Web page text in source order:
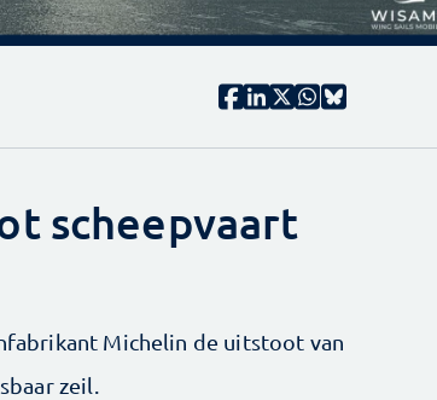
scheepvaart
Michelin de uitstoot van
zeil.